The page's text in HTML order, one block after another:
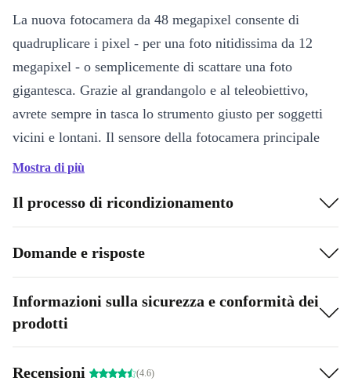
La nuova fotocamera da 48 megapixel consente di
quadruplicare i pixel - per una foto nitidissima da 12
megapixel - o semplicemente di scattare una foto
gigantesca. Grazie al grandangolo e al teleobiettivo,
avrete sempre in tasca lo strumento giusto per soggetti
vicini e lontani. Il sensore della fotocamera principale
offre una maggiore sensibilità alla luce, grazie alle sue
perfette anche di sera!
Il chip A16 Bionic è il cuore pulsante di questo iPhone
eccezionali con un consumo energetico ridotto. Questo,
in sinergia con la batteria più grande, permette
smartphone Apple.
Mostra di più
Il processo di ricondizionamento
Domande e risposte
Informazioni sulla sicurezza e conformità dei
prodotti
Recensioni (4.6)